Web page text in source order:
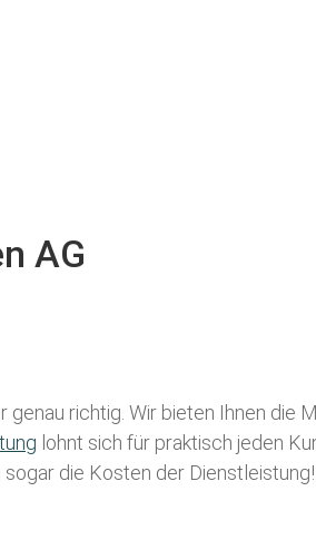
AG
genau richtig. Wir bieten Ihnen
lohnt sich für praktisch jeden
die Kosten der